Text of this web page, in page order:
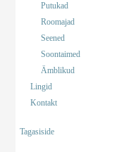
Putukad
Roomajad
Seened
Soontaimed
Ämblikud
Lingid
Kontakt
Tagasiside